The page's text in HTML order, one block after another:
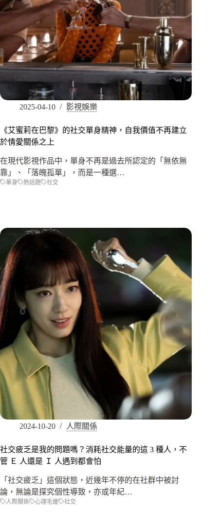
2025-04-10 影視娛樂
《艾蜜莉在巴黎》的社交單身精神，自我價值不再建立
於情愛關係之上
在現代影視作品中，單身不再是過去所認定的「無依無
靠」、「落魄孤單」，而是一種選…
單身 熱話題 社交
2024-10-20 人際關係
社交疲乏是我的問題嗎？消耗社交能量的這 3 種人，不
管 Ｅ 人還是 Ｉ 人遇到都會怕
「社交疲乏」這個狀態，近幾年不停的在社群中被討
論，無論是探究個性導致，亦或年紀…
人際關係 心理毛邊 社交